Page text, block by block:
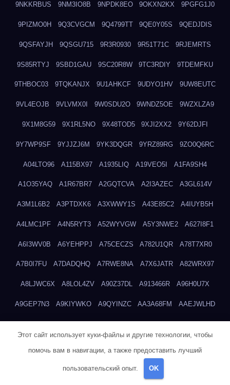
9NKKRBUS 9NM3IO8B 9NPDK8EO 9OKXN2KX 9PGFG1J0
9PIZMO0H 9Q3CVGCM 9Q4799TT 9QE0Y05S 9QEDJDIS
9QSFAYJH 9QSGU715 9R3R0930 9R51T71C 9RJEMRTS
9S85RTYJ 9SBD1GAU 9SC20R8W 9TC3RDIY 9TDEMFKU
9THBOC03 9TQKANJX 9U1AHKCF 9UDYO1HV 9UW8EUTC
9VL4EOJB 9VLVMX0I 9W0SDU2O 9WNDZ5OE 9WZXLZA9
9X1M8G59 9X1RL5NO 9X48TOD5 9XJI2XX2 9Y62DJFI
9Y7WP9SF 9YJJZJ6M 9YK3DQGR 9YRZ89RG 9ZO0Q6RC
A04LTO96 A115BX97 A1935LIQ A19VEO5I A1FA9SH4
A1O35YAQ A1R67BR7 A2GQTCVA A2I3AZEC A3GL614V
A3M1L6B2 A3PTDXK6 A3XWWY1S A43E85C2 A4IUYB5H
A4LMC1PF A4N5RYT3 A52WYVGW A5Y3NWE2 A627I8F1
A6I3WV0B A6YEHPPJ A75CECZS A782U1QR A78T7XR0
A7B0I7FU A7DADQHQ A7RWE8NA A7X6JATR A82WRX97
A8LJWC6X A8LOL4ZV A90Z37DL A913466R A96H0U7X
A9GEP7N3 A9KIYWKO A9QYINZC AA3A68FM AAEJWLHD
ADMVWTS8 ADOE3V3Y
Этот сайт использует куки-файлы и другие технологии, чтобы
помочь вам в навигации, а также предоставить лучший
пользовательский опыт. OK